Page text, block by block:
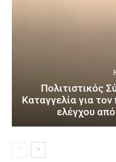
Πολιτιστικός
Καταγγελία για
ελέγχου